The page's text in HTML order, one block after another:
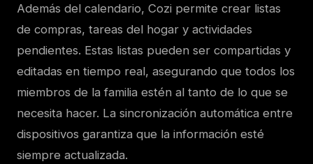
Además del calendario, Cozi permite crear listas
de compras, tareas del hogar y actividades
pendientes. Estas listas pueden ser compartidas y
editadas en tiempo real, asegurando que todos los
miembros de la familia estén al tanto de lo que se
necesita hacer. La sincronización automática entre
dispositivos garantiza que la información esté
siempre actualizada.